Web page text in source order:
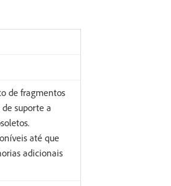
de fragmentos
suporte a
até que
adicionais